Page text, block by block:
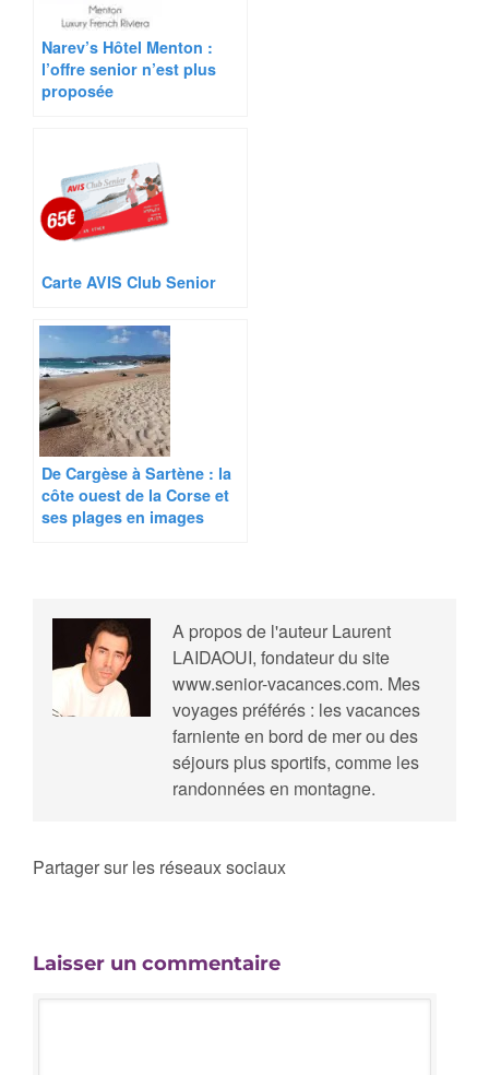
Narev’s Hôtel Menton :
l’offre senior n’est plus
proposée
Carte AVIS Club Senior
De Cargèse à Sartène : la
côte ouest de la Corse et
ses plages en images
A propos de l'auteur Laurent
LAIDAOUI, fondateur du site
www.senior-vacances.com. Mes
voyages préférés : les vacances
farniente en bord de mer ou des
séjours plus sportifs, comme les
randonnées en montagne.
Partager sur les réseaux sociaux
Laisser un commentaire